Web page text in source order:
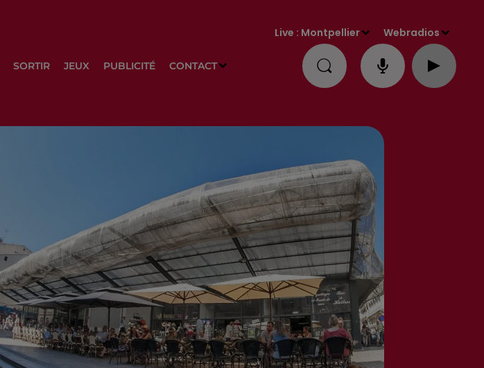
SORTIR JEUX PUBLICITÉ CONTACT
Live : Montpellier Webradios